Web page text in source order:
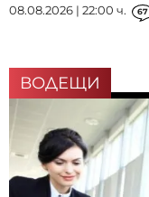
08.08.2026 | 22:00 ч. 67
ВОДЕЩИ